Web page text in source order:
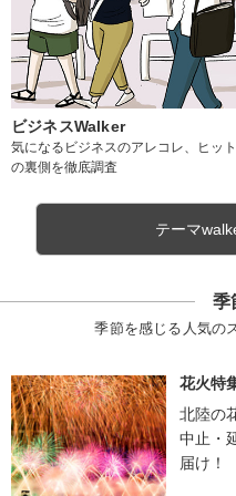
ビジネスWalker
気になるビジネスのアレコレ、ヒット
の裏側を徹底調査
テーマ
季
季節を感じる人気の
花火特
北陸の
中止・
届け！